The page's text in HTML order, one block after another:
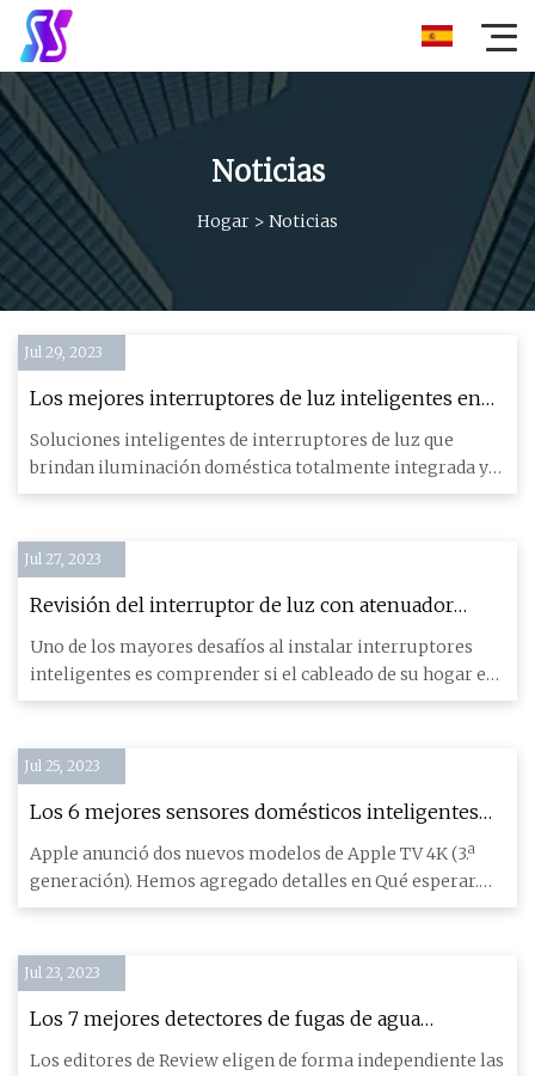
Noticias
Hogar > Noticias
Jul 29, 2023
Los mejores interruptores de luz inteligentes en
2023
Soluciones inteligentes de interruptores de luz que
brindan iluminación doméstica totalmente integrada y
automatizada co
Jul 27, 2023
Revisión del interruptor de luz con atenuador
inteligente Lutron Diva
Uno de los mayores desafíos al instalar interruptores
inteligentes es comprender si el cableado de su hogar es
compatib
Jul 25, 2023
Los 6 mejores sensores domésticos inteligentes
de 2023
Apple anunció dos nuevos modelos de Apple TV 4K (3.ª
generación). Hemos agregado detalles en Qué esperar.
Cuando se c
Jul 23, 2023
Los 7 mejores detectores de fugas de agua
inteligentes de 2023
Los editores de Review eligen de forma independiente las